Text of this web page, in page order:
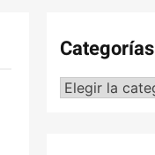
Categorías
Categorías